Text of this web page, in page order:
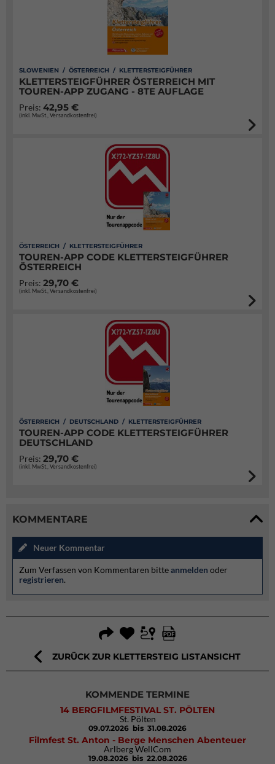
SLOWENIEN / ÖSTERREICH / KLETTERSTEIGFÜHRER
KLETTERSTEIGFÜHRER ÖSTERREICH MIT
TOUREN-APP ZUGANG - 8TE AUFLAGE
Preis: 42,95 €
(inkl. MwSt., Versandkostenfrei)
ÖSTERREICH / KLETTERSTEIGFÜHRER
TOUREN-APP CODE KLETTERSTEIGFÜHRER
ÖSTERREICH
Preis: 29,70 €
(inkl. MwSt., Versandkostenfrei)
ÖSTERREICH / DEUTSCHLAND / KLETTERSTEIGFÜHRER
TOUREN-APP CODE KLETTERSTEIGFÜHRER
DEUTSCHLAND
Preis: 29,70 €
(inkl. MwSt., Versandkostenfrei)
KOMMENTARE
Neuer Kommentar
Zum Verfassen von Kommentaren bitteanmelden oder
registrieren.
ZURÜCK ZUR KLETTERSTEIG LISTANSICHT
KOMMENDE TERMINE
14 BERGFILMFESTIVAL ST. PÖLTEN
St. Pölten
09.07.2026 bis 31.08.2026
Filmfest St. Anton - Berge Menschen Abenteuer
Arlberg WellCom
19.08.2026 bis 22.08.2026